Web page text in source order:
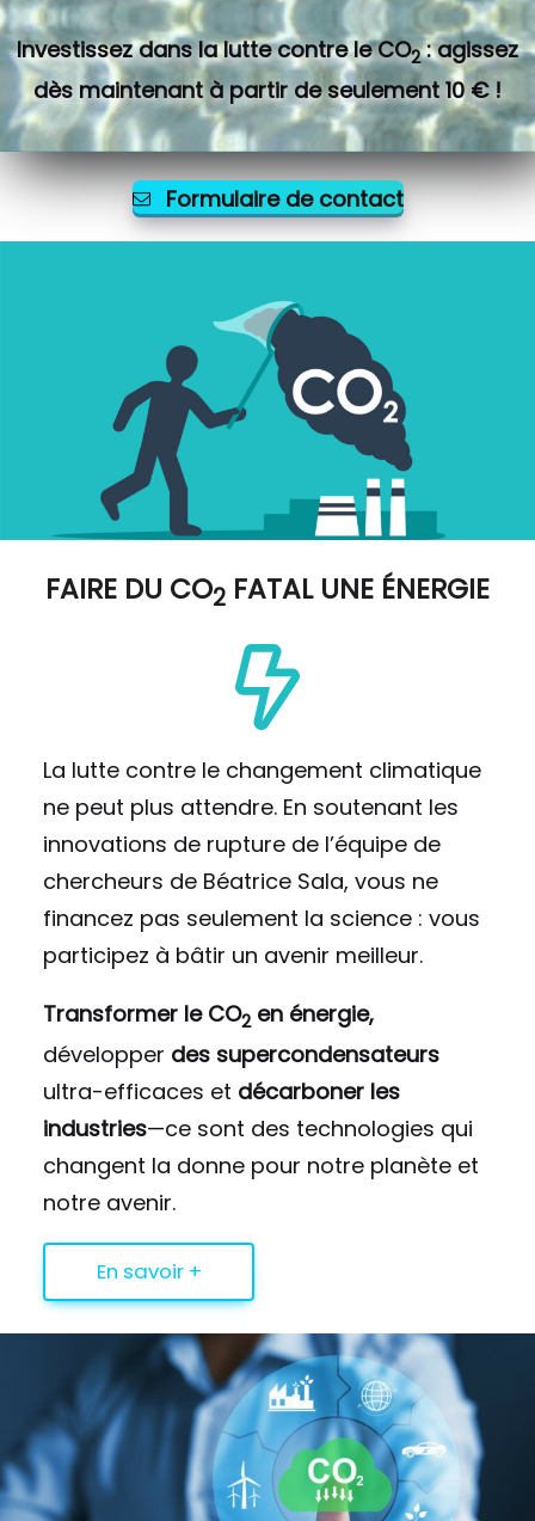
Investissez dans la lutte contre le CO2 : agissez
dès maintenant à partir de seulement 10 € !
Formulaire de contact
FAIRE DU CO2 FATAL UNE ÉNERGIE
La lutte contre le changement climatique
ne peut plus attendre. En soutenant les
innovations de rupture de l’équipe de
chercheurs de Béatrice Sala, vous ne
financez pas seulement la science : vous
participez à bâtir un avenir meilleur.
Transformer le CO2 en énergie,
développer des supercondensateurs
ultra-efficaces et décarboner les
industries—ce sont des technologies qui
changent la donne pour notre planète et
notre avenir.
En savoir +